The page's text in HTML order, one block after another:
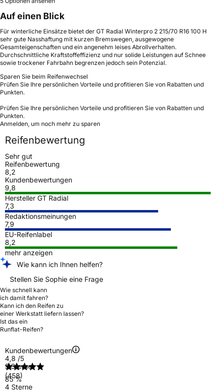
Auf einen Blick
Für winterliche Einsätze bietet der GT Radial Winterpro 2 215/70 R16 100 H
sehr gute Nasshaftung mit kurzen Bremswegen, ausgewogene
Gesamteigenschaften und ein angenehm leises Abrollverhalten.
Durchschnittliche Kraftstoffeffizienz und nur solide Leistungen auf Schnee
sowie trockener Fahrbahn begrenzen jedoch sein Potenzial.
Sparen Sie beim Reifenwechsel
Prüfen Sie Ihre persönlichen Vorteile und profitieren Sie von Rabatten und
Punkten.
Prüfen Sie Ihre persönlichen Vorteile und profitieren Sie von Rabatten und
Punkten.
Anmelden, um noch mehr zu sparen
Reifenbewertung
Sehr gut
Reifenbewertung
8,2
Kundenbewertungen
9,8
Hersteller GT Radial
7,3
Redaktionsmeinungen
7,9
EU-Reifenlabel
8,2
mehr anzeigen
Wie kann ich Ihnen helfen?
Stellen Sie Sophie eine Frage
Wie schnell kann
ich damit fahren?
Kann ich den Reifen zu
einer Werkstatt liefern lassen?
Ist das ein
Runflat-Reifen?
Kundenbewertungen
4,8 /5
(458)
5 Sterne
85 %
4 Sterne